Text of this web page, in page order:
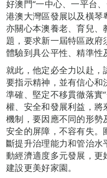
好澳門“一中心、一平台
港澳大灣區發展以及橫
亦關心本澳養老、育兒
題，要求新一屆特區政
體驗到具公平性、精準性
就此，他定必全力以赴
要指示精神，並有信心
準確、堅定不移貫徹落實
權、安全和發展利益，
機制，要因應不同的形
安全的屏障，不容有失
斷提升治理能力和管治
動經濟適度多元發展，更
建設更美好家園。